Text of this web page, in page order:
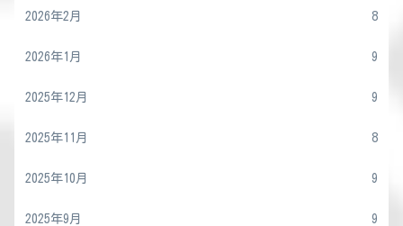
2026年2月 8
2026年1月 9
2025年12月 9
2025年11月 8
2025年10月 9
2025年9月 9